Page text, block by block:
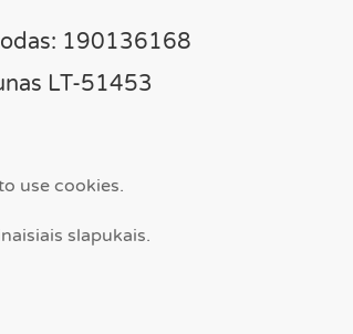
190136168
LT-51453
use cookies.
slapukais.